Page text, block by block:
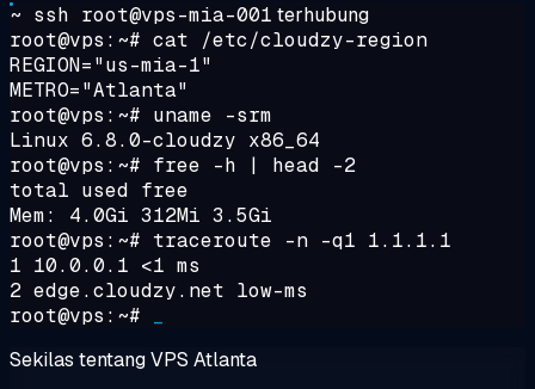
~ ssh root@vps-mia-001 terhubung
root@vps:~# cat /etc/cloudzy-region
REGION="us-mia-1"
METRO="Atlanta"
root@vps:~# uname -srm
Linux 6.8.0-cloudzy x86_64
root@vps:~# free -h | head -2
total used free
Mem: 4.0Gi 312Mi 3.5Gi
root@vps:~# traceroute -n -q1 1.1.1.1
1 10.0.0.1 <1 ms
2 edge.cloudzy.net low-ms
root@vps:~#
Sekilas tentang VPS Atlanta